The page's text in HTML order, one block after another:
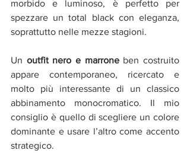
morbido e luminoso, è perfetto per
spezzare un total black con eleganza,
soprattutto nelle mezze stagioni.
Un outfit nero e marrone ben costruito
appare contemporaneo, ricercato e
molto più interessante di un classico
abbinamento monocromatico. Il mio
consiglio è quello di scegliere un colore
dominante e usare l’altro come accento
strategico.